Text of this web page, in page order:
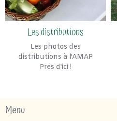
Les distributions
Les photos des
distributions à l'AMAP
Pres d'ici !
Menu